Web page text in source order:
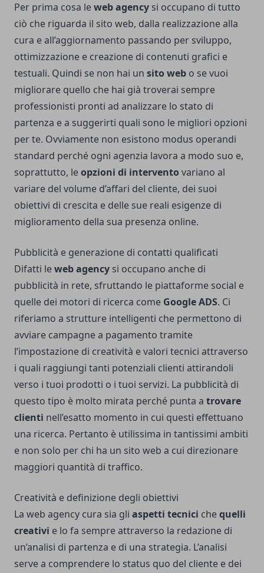
Per prima cosa leweb agency si occupano di tutto
ciò che riguarda il sito web, dalla realizzazione alla
cura e all’aggiornamento passando per sviluppo,
ottimizzazione e creazione di contenuti grafici e
testuali. Quindi se non hai un sito web o se vuoi
migliorare quello che hai già troverai sempre
professionisti pronti ad analizzare lo stato di
partenza e a suggerirti quali sono le migliori opzioni
per te. Ovviamente non esistono modus operandi
standard perché ogni agenzia lavora a modo suo e,
soprattutto, leopzioni di intervento variano al
variare del volume d’affari del cliente, dei suoi
obiettivi di crescita e delle sue reali esigenze di
miglioramento della sua presenza online.
Pubblicità e generazione di contatti qualificati
Difatti leweb agency si occupano anche di
pubblicità in rete, sfruttando le piattaforme social e
quelle dei motori di ricerca come Google ADS. Ci
riferiamo a strutture intelligenti che permettono di
avviare campagne a pagamento tramite
l’impostazione di creatività e valori tecnici attraverso
i quali raggiungi tanti potenziali clienti attirandoli
verso i tuoi prodotti o i tuoi servizi. La pubblicità di
questo tipo è molto mirata perché punta a trovare
clienti nell’esatto momento in cui questi effettuano
una ricerca. Pertanto è utilissima in tantissimi ambiti
e non solo per chi ha un sito web a cui direzionare
maggiori quantità di traffico.
Creatività e definizione degli obiettivi
La web agency cura sia gli aspetti tecnici chequelli
creativi e lo fa sempre attraverso la redazione di
un’analisi di partenza e di una strategia. L’analisi
serve a comprendere lo status quo del cliente e dei